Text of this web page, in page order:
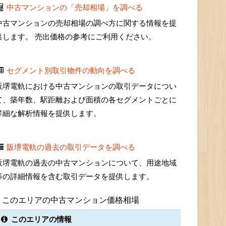
中古マンションの「売却相場」を調べる
古マンションの売却相場の調べ方に関する情報を提
します。 売出価格の参考にご利用ください。
セグメント別取引物件の動向を調べる
堺電軌における中古マンションの取引データについ
、築年数、駅距離および面積の各セグメントごとに
細な解析情報を提供します。
阪堺電軌の過去の取引データを調べる
堺電軌の過去の中古マンションについて、用途地域
の詳細情報を含む取引データを提供します。
このエリアの中古マンション価格相場
このエリアの情報